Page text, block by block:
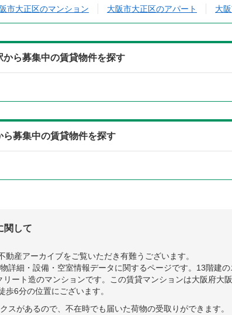
市大正区のマンション 大阪市大正区のアパート 大
ら募集中の賃貸物件を探す
募集中の賃貸物件を探す
関して
産アーカイブをご覧いただき有難うございます。
詳細・設備・空室情報データに関するページです。13階建
リート造のマンションです。この賃貸マンションは大阪府大
6分の位置にございます。
スがあるので、不在時でも届いた荷物の受取りができます。